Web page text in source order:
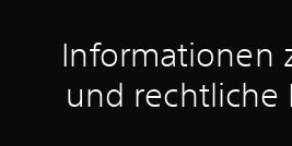
Informationen
und rechtliche